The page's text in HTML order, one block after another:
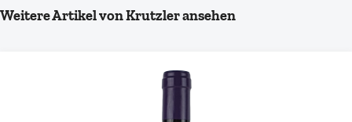
Produktgalerie überspringen
Weitere Artikel von Krutzler ansehen